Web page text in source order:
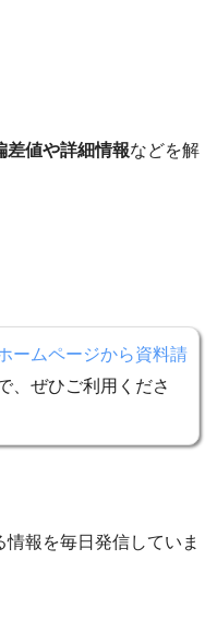
差値や詳細情報などを解
ームページから資料請
、ぜひご利用くださ
報を毎日発信していま